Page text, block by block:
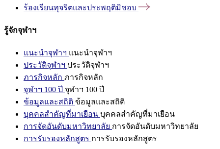
ร้องเรียนทุจริตและประพฤติมิชอบ
รู้จักจุฬาฯ
แนะนำจุฬาฯ แนะนำจุฬาฯ
ประวัติจุฬาฯ ประวัติจุฬาฯ
ภารกิจหลัก ภารกิจหลัก
จุฬาฯ 100 ปี จุฬาฯ 100 ปี
ข้อมูลและสถิติ ข้อมูลและสถิติ
บุคคลสำคัญที่มาเยือน บุคคลสำคัญที่มาเยือน
การจัดอันดับมหาวิทยาลัย การจัดอันดับมหาวิทยาลัย
การรับรองหลักสูตร การรับรองหลักสูตร